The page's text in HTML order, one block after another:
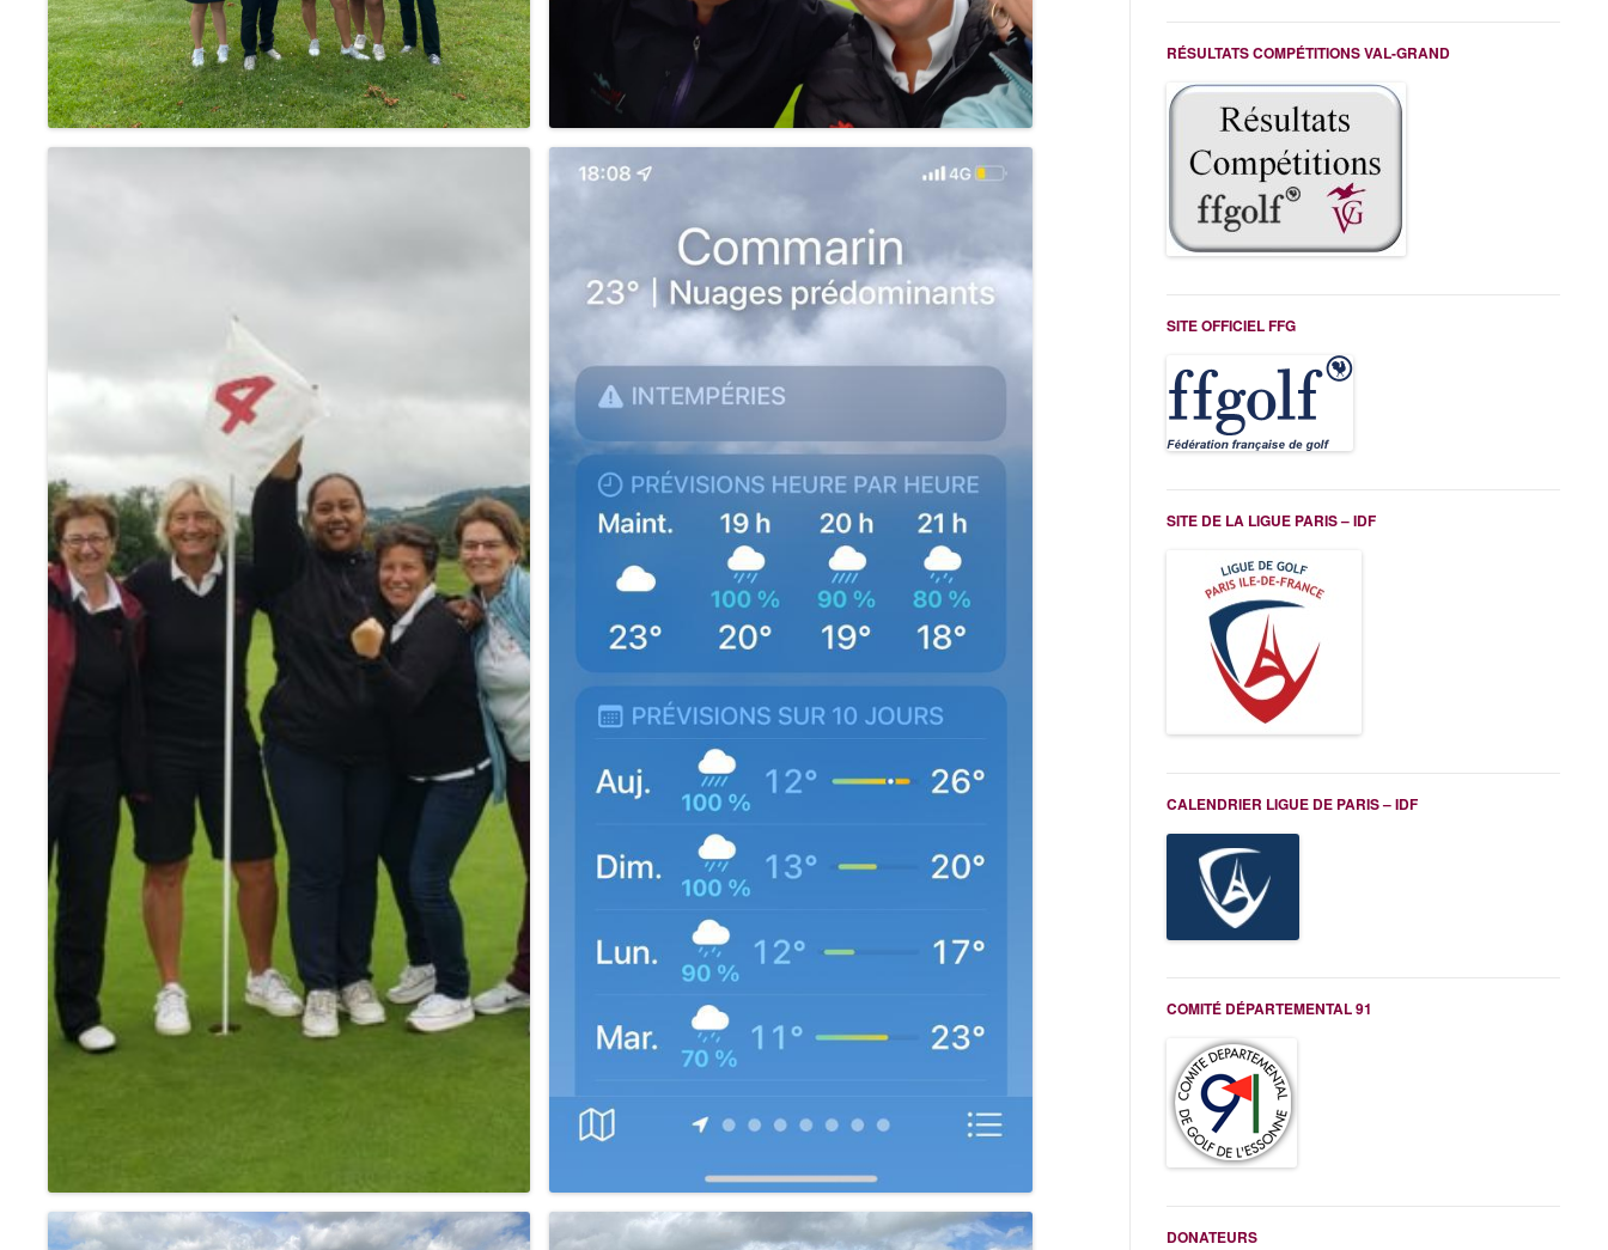
RÉSULTATS COMPÉTITIONS VAL-GRAND
SITE OFFICIEL FFG
SITE DE LA LIGUE PARIS – IDF
CALENDRIER LIGUE DE PARIS – IDF
COMITÉ DÉPARTEMENTAL 91
DONATEURS